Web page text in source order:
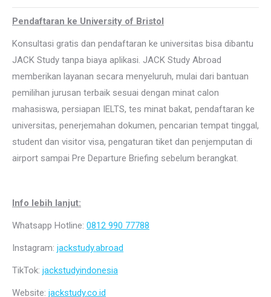
Pendaftaran ke University of Bristol
Konsultasi gratis dan pendaftaran ke universitas bisa dibantu
JACK Study tanpa biaya aplikasi. JACK Study Abroad
memberikan layanan secara menyeluruh, mulai dari bantuan
pemilihan jurusan terbaik sesuai dengan minat calon
mahasiswa, persiapan IELTS, tes minat bakat, pendaftaran ke
universitas, penerjemahan dokumen, pencarian tempat tinggal,
student dan visitor visa, pengaturan tiket dan penjemputan di
airport sampai Pre Departure Briefing sebelum berangkat.
Info lebih lanjut:
Whatsapp Hotline: 0812 990 77788
Instagram: jackstudy.abroad
TikTok: jackstudyindonesia
Website: jackstudy.co.id